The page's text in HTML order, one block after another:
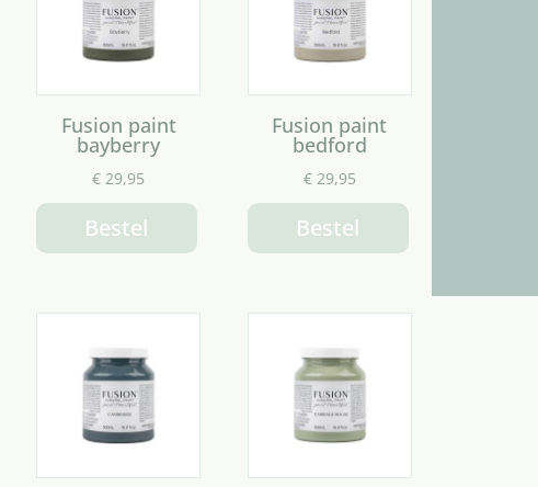
Fusion paint
bayberry
€ 29,95
Bestel
Fusion paint
bedford
€29,95
Bestel